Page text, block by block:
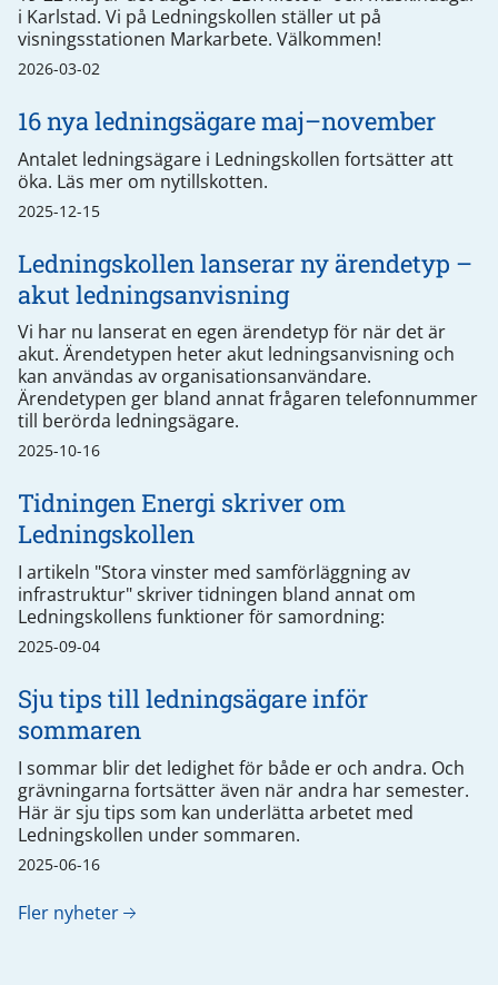
i Karlstad. Vi på Ledningskollen ställer ut på
visningsstationen Markarbete. Välkommen!
2026-03-02
16 nya ledningsägare maj–november
Antalet ledningsägare i Ledningskollen fortsätter att
öka. Läs mer om nytillskotten.
2025-12-15
Ledningskollen lanserar ny ärendetyp –
akut ledningsanvisning
Vi har nu lanserat en egen ärendetyp för när det är
akut. Ärendetypen heter akut ledningsanvisning och
kan användas av organisationsanvändare.
Ärendetypen ger bland annat frågaren telefonnummer
till berörda ledningsägare.
2025-10-16
Tidningen Energi skriver om
Ledningskollen
I artikeln "Stora vinster med samförläggning av
infrastruktur" skriver tidningen bland annat om
Ledningskollens funktioner för samordning:
2025-09-04
Sju tips till ledningsägare inför
sommaren
I sommar blir det ledighet för både er och andra. Och
grävningarna fortsätter även när andra har semester.
Här är sju tips som kan underlätta arbetet med
Ledningskollen under sommaren.
2025-06-16
Fler nyheter